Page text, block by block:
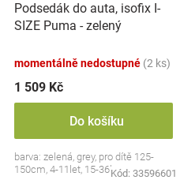
oblečení
Blog
d
u
t
ů
Podsedák do auta, isofix I-
SIZE Puma - zelený
momentálně nedostupné (2 ks)
1 509 Kč
Do košíku
barva: zelená, grey, pro dítě 125-
150cm, 4-11let, 15-36kgKód: 33596601